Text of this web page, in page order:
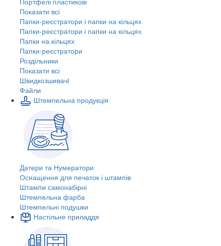
Показати всі
Папки-реєстратори і папки на кільцях
Папки-реєстратори і папки на кільцях
Папки на кільцях
Папки-реєстратори
Роздільники
Показати всі
Швидкозшивачi
Файли
Штемпельна продукція
Датери та Нумератори
Оснащення для печаток і штампів
Штампи самонабірні
Штемпельна фарба
Штемпельні подушки
Настільне приладдя